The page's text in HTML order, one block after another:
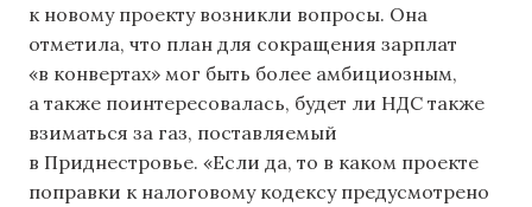
к новому проекту возникли вопросы. Она
отметила, что план для сокращения зарплат
«в конвертах» мог быть более амбициозным,
а также поинтересовалась, будет ли НДС также
взиматься за газ, поставляемый
в Приднестровье. «Если да, то в каком проекте
поправки к налоговому кодексу предусмотрено